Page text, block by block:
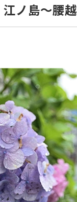
ノ島～腰越